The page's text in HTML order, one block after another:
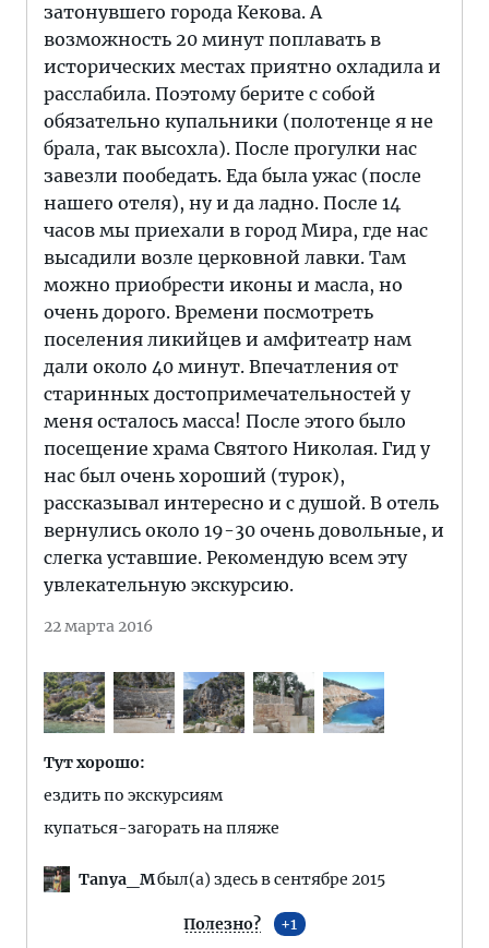
затонувшего города Кекова. А
возможность 20 минут поплавать в
исторических местах приятно охладила и
расслабила. Поэтому берите с собой
обязательно купальники (полотенце я не
брала, так высохла). После прогулки нас
завезли пообедать. Еда была ужас (после
нашего отеля), ну и да ладно. После 14
часов мы приехали в город Мира, где нас
высадили возле церковной лавки. Там
можно приобрести иконы и масла, но
очень дорого. Времени посмотреть
поселения ликийцев и амфитеатр нам
дали около 40 минут. Впечатления от
старинных достопримечательностей у
меня осталось масса! После этого было
посещение храма Святого Николая. Гид у
нас был очень хороший (турок),
рассказывал интересно и с душой. В отель
вернулись около 19-30 очень довольные, и
слегка уставшие. Рекомендую всем эту
увлекательную экскурсию.
22 марта 2016
Тут хорошо:
ездить по экскурсиям
купаться-загорать на пляже
Tanya_Mбыл(а) здесь в сентябре 2015
Полезно? 1